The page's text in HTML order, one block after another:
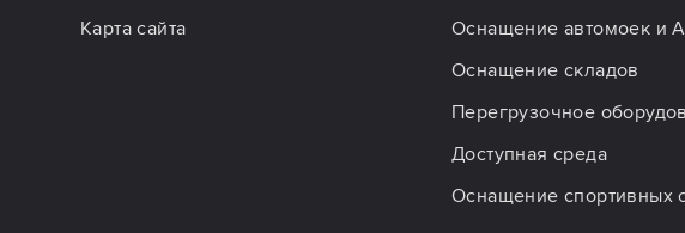
Карта сайта
Оснащение автомоек и
Оснащение складов
Перегрузочное
Доступная среда
Оснащение спортивных